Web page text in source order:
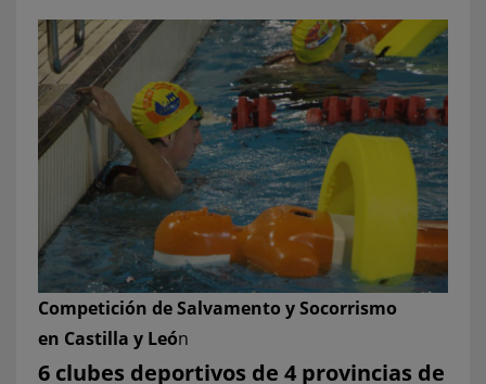
Competición de Salvamento y Socorrismo
en Castilla y León
6 clubes deportivos de 4 provincias de